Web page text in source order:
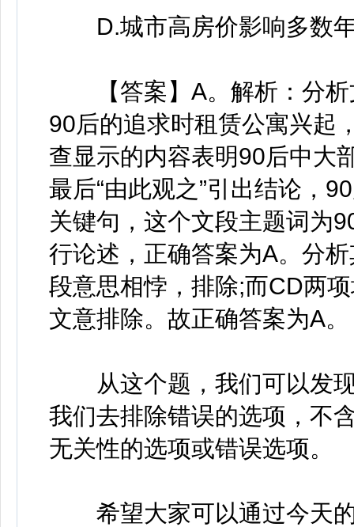
D.城市高房价影响多数年
【答案】A。解析：分析
90后的追求时租赁公寓兴起
查显示的内容表明90后中大
最后“由此观之”引出结论，
关键句，这个文段主题词为
行论述，正确答案为A。分
段意思相悖，排除;而CD两
文意排除。故正确答案为A。
从这个题，我们可以发现
我们去排除错误的选项，不
无关性的选项或错误选项。
希望大家可以通过今天的